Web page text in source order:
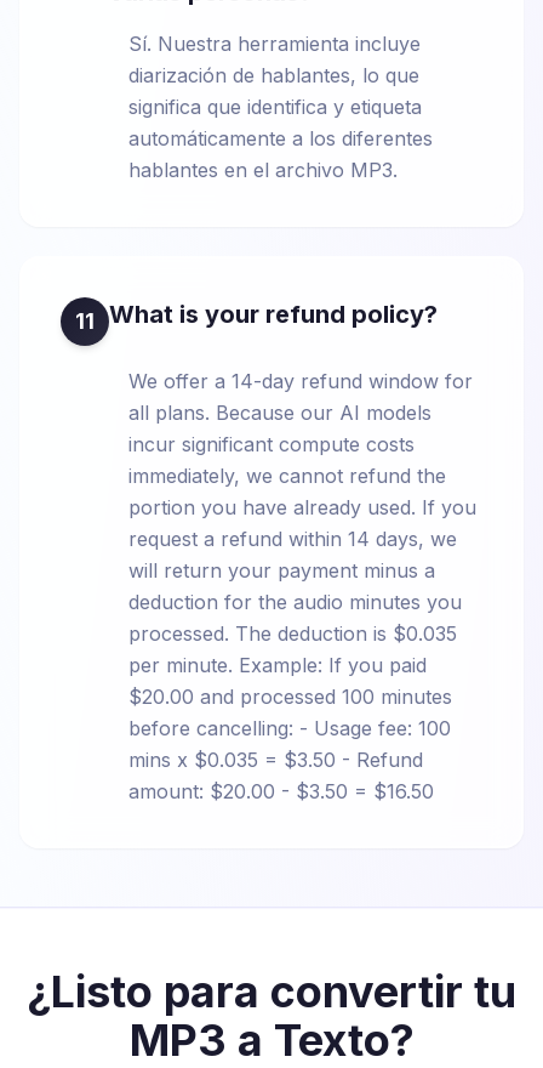
Sí. Nuestra herramienta incluye
diarización de hablantes, lo que
significa que identifica y etiqueta
automáticamente a los diferentes
hablantes en el archivo MP3.
11 What is your refund policy?
We offer a 14-day refund window for
all plans. Because our AI models
incur significant compute costs
immediately, we cannot refund the
portion you have already used. If you
request a refund within 14 days, we
will return your payment minus a
deduction for the audio minutes you
processed. The deduction is $0.035
per minute. Example: If you paid
$20.00 and processed 100 minutes
before cancelling: - Usage fee: 100
mins x $0.035 = $3.50 - Refund
amount: $20.00 - $3.50 = $16.50
¿Listo para convertir tu
MP3 a Texto?